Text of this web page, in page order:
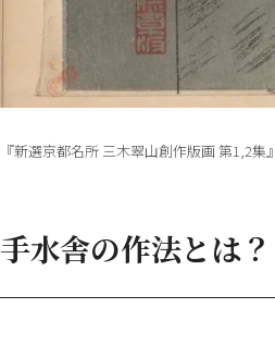
『新選京都名所 三木翠山創作版画 第1,2
手水舎の作法とは？